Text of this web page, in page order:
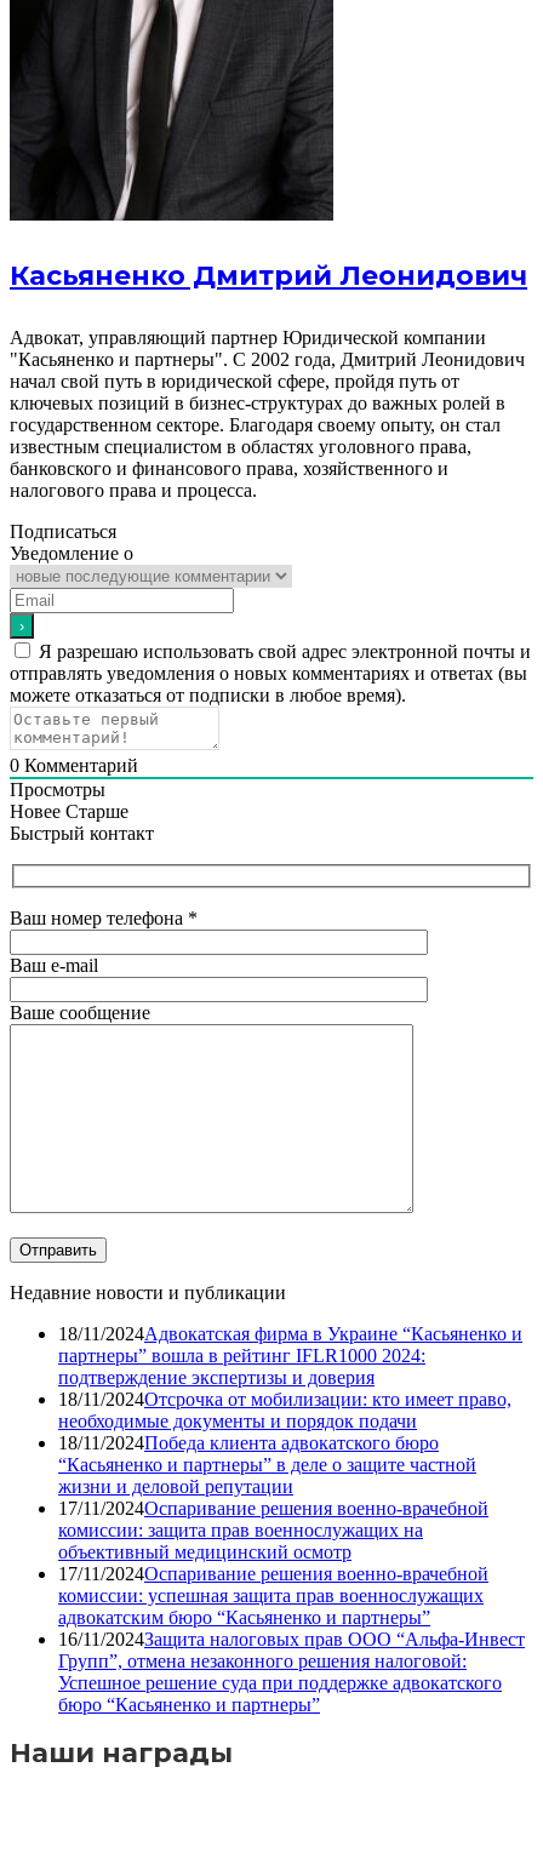
Касьяненко Дмитрий Леонидович
Адвокат, управляющий партнер Юридической компании
"Касьяненко и партнеры". С 2002 года, Дмитрий Леонидович
начал свой путь в юридической сфере, пройдя путь от
ключевых позиций в бизнес-структурах до важных ролей в
государственном секторе. Благодаря своему опыту, он стал
известным специалистом в областях уголовного права,
банковского и финансового права, хозяйственного и
налогового права и процесса.
Подписаться
Уведомление о
Я разрешаю использовать свой адрес электронной почты и
отправлять уведомления о новых комментариях и ответах (вы
можете отказаться от подписки в любое время).
0 Комментарий
Просмотры
Новее Старше
Быстрый контакт
Ваш номер телефона *
Ваш e-mail
Ваше сообщение
Недавние новости и публикации
18/11/2024Адвокатская фирма в Украине “Касьяненко и
партнеры” вошла в рейтинг IFLR1000 2024:
подтверждение экспертизы и доверия
18/11/2024Отсрочка от мобилизации: кто имеет право,
необходимые документы и порядок подачи
18/11/2024Победа клиента адвокатского бюро
“Касьяненко и партнеры” в деле о защите частной
жизни и деловой репутации
17/11/2024Оспаривание решения военно-врачебной
комиссии: защита прав военнослужащих на
объективный медицинский осмотр
17/11/2024Оспаривание решения военно-врачебной
комиссии: успешная защита прав военнослужащих
адвокатским бюро “Касьяненко и партнеры”
16/11/2024Защита налоговых прав ООО “Альфа-Инвест
Групп”, отмена незаконного решения налоговой:
Успешное решение суда при поддержке адвокатского
бюро “Касьяненко и партнеры”
Наши награды